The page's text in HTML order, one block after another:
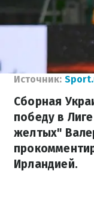
Источник:
Сборная
победу в
желтых"
Ирландией.